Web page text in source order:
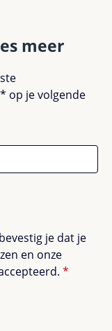
meer
op je volgende
je dat je
en onze
*